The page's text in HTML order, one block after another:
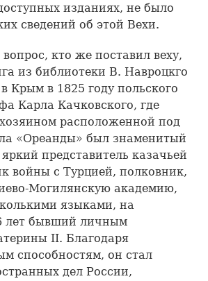
изданиях, не было
сведений об этой Вехи.
кто же поставил веху,
из библиотеки В. Навроцкго
Крым в 1825 году польского
Карла Качковского, где
расположенной под
«Ореанды» был знаменитый
представитель казачьей
войны с Турцией, полковник,
Могилянскую академию,
языками, на
лет бывший личным
II. Благодаря
способностям, он стал
дел России,